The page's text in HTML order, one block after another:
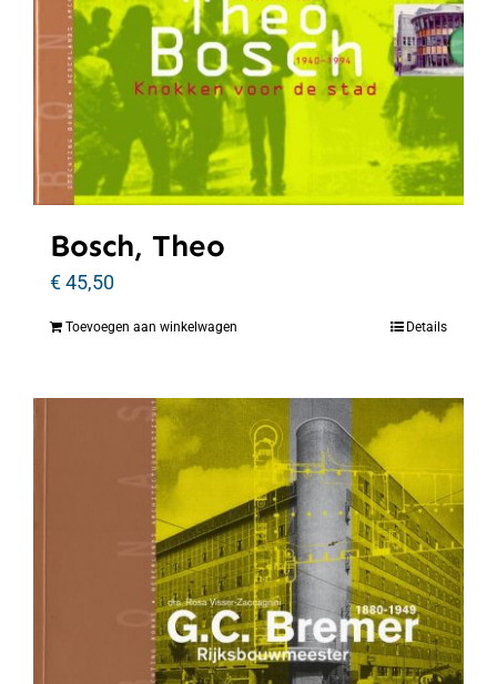
Bosch, Theo
€45,50
Toevoegen aan winkelwagen Details